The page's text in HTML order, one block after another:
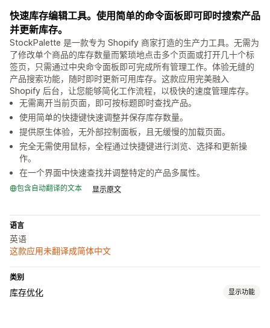
快速库存编辑工具。使用简单的命令面板即可即时搜索产品
并更新库存。
StockPalette 是一款专为 Shopify 商家打造的生产力工具。无需为
了修改单个商品的库存数量而繁琐地点击多个页面或打开几十个标
签页，只需通过中央命令面板即可完成所有管理工作。体验无缝的
产品搜索功能，随时即时更新可用库存。这款应用完美融入
Shopify 后台，让您能够简化工作流程，以极快的速度管理库存。
无需离开当前页面，即可按标题即时查找产品。
使用简单的快捷键快速调整并保存库存数量。
提供原生体验，无外部控制面板，且无缓慢的加载页面。
完全无需使用鼠标，全程通过快捷键进行浏览、选择和更新操
作。
在一个界面中快速查找并调整特定的产品多属性。
包含自动翻译的文本 显示原文
语言
英语
这款应用未翻译成简体中文
类别
库存优化 显示功能